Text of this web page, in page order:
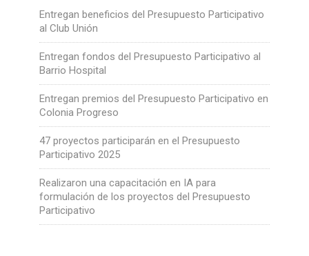
Entregan beneficios del Presupuesto Participativo
al Club Unión
Entregan fondos del Presupuesto Participativo al
Barrio Hospital
Entregan premios del Presupuesto Participativo en
Colonia Progreso
47 proyectos participarán en el Presupuesto
Participativo 2025
Realizaron una capacitación en IA para
formulación de los proyectos del Presupuesto
Participativo